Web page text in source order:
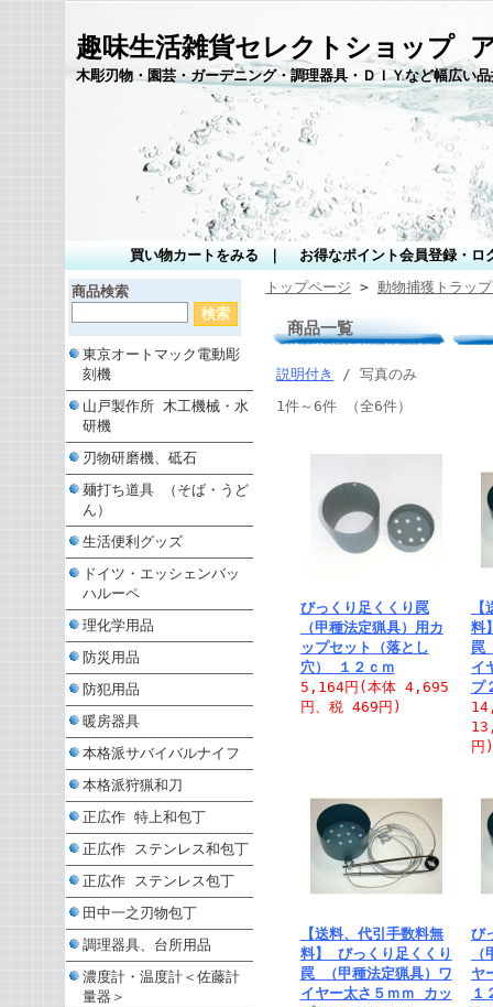
趣味生活雑貨セレクトショップ
木彫刃物・園芸・ガーデニング・調理器具・ＤＩＹなど幅広い
買い物カートをみる お得なポイント会員登録・ロ
商品検索
東京オートマック電動彫
刻機
山戸製作所 木工機械・水
研機
刃物研磨機、砥石
麺打ち道具 （そば・うど
ん）
生活便利グッズ
ドイツ・エッシェンバッ
ハルーペ
理化学用品
防災用品
防犯用品
暖房器具
本格派サバイバルナイフ
本格派狩猟和刀
正広作 特上和包丁
正広作 ステンレス和包丁
正広作 ステンレス包丁
田中一之刃物包丁
調理器具、台所用品
濃度計・温度計＜佐藤計
量器＞
トップページ > 動物捕獲トラッ
商品一覧
説明付き
/ 写真のみ
1件～6件 （全6件）
びっくり足くくり罠
（甲種法定猟具）用カ
ップセット（落とし
穴） １２ｃｍ
5,164円(本体 4,695
円、税 469円)
料
罠
イ
プ
円)
【送料、代引手数料無
料】 びっくり足くくり
罠 （甲種法定猟具）ワ
イヤー太さ５ｍｍ カッ
び
ヤ
１